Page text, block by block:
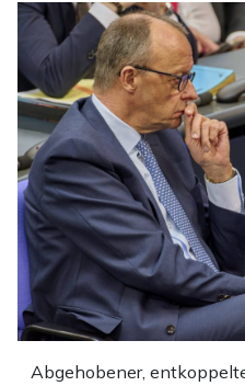
Abgehobener,